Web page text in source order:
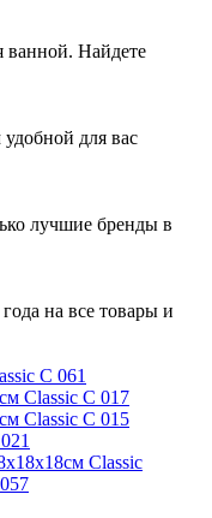
ванной. Найдете
для вас
лучшие бренды в
на все товары и
С 061
Classic С 017
Classic С 015
Classic